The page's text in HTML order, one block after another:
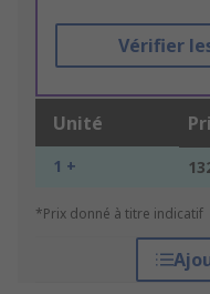
Vérifier
Unité
1 +
*Prix donné à titre indicatif